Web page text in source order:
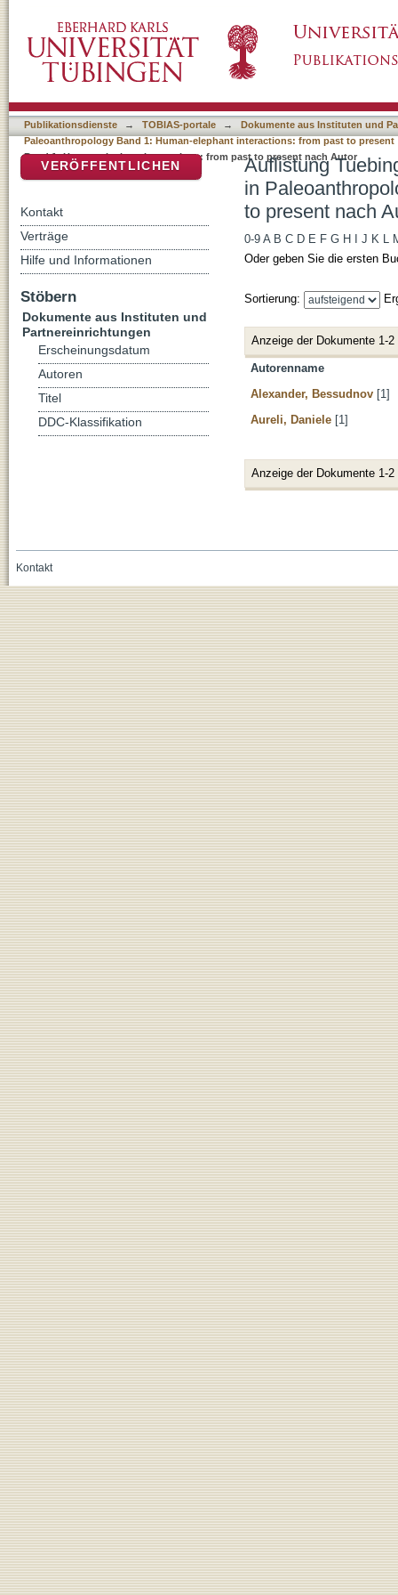
1: Human-elephant interactions: from past
Publikationsdienste → TOBIAS-portale →
Dokumente aus Instituten und
Paleoanthropology Band 1: Human-elephant interactions: from past to present
Band 1: Human-elephant interactions: from past to present nach Autor
Auflistung
in
to present nach
0-9 A B C D E F G H J K L
Oder geben Sie die ersten
Sortierung:
Anzeige der Dokumente 1-2
Autorenname
Alexander, Bessudnov [1]
Aureli, Daniele [1]
Anzeige der Dokumente 1-2
VERÖFFENTLICHEN
Kontakt
Verträge
Hilfe und Informationen
Stöbern
Dokumente aus Instituten und
Partnereinrichtungen
Erscheinungsdatum
Autoren
Titel
DDC-Klassifikation
Kontakt